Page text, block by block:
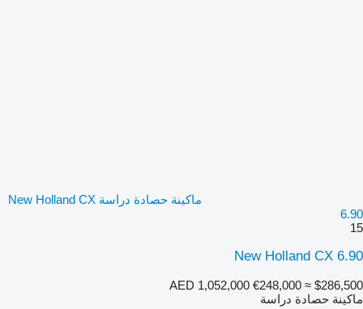
ماكينة حصادة دراسة New Holland CX
6.90
15
New Holland CX 6.90
AED 1,052,000 €248,000 ≈ $286,500
ماكينة حصادة دراسة